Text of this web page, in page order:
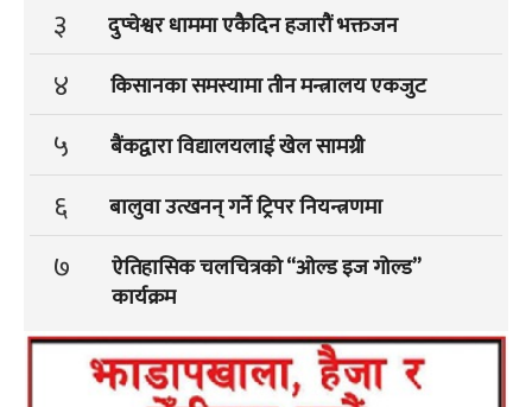
३ दुप्चेश्वर धाममा एकैदिन हजारौं भक्तजन
४ किसानका समस्यामा तीन मन्त्रालय एकजुट
५ बैंकद्वारा विद्यालयलाई खेल सामग्री
६ बालुवा उत्खनन् गर्ने ट्रिपर नियन्त्रणमा
७
ऐतिहासिक चलचित्रको “ओल्ड इज गोल्ड”
कार्यक्रम